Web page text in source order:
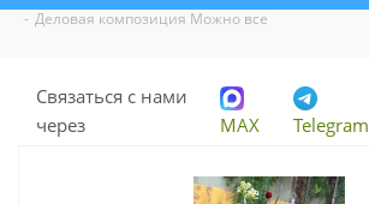
- Деловая композиция Можно все
Связаться с нами
через
MAX Telegram